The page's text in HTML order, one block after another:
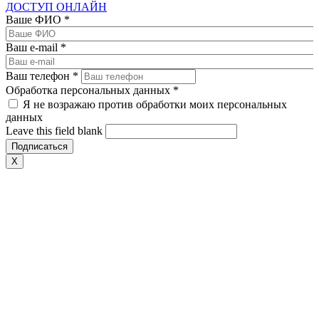
ДОСТУП ОНЛАЙН
Ваше ФИО *
Ваш e-mail *
Ваш телефон *
Обработка персональных данных *
Я не возражаю против обработки моих персональных
данных
Leave this field blank
X